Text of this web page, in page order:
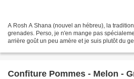
A Rosh A Shana (nouvel an hébreu), la
grenades. Perso, je n'en mange pas
arrière goût un peu amère et je suis plutôt du
Confiture Pommes - Melon -